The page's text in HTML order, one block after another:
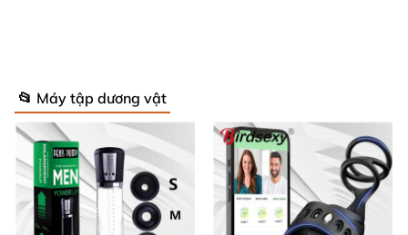
📂 Máy tập dương vật